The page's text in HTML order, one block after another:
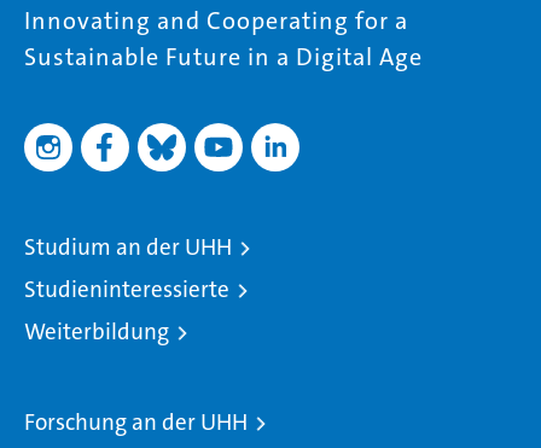
Innovating and Cooperating for a
Sustainable Future in a Digital Age
Studium an der UHH
Studieninteressierte
Weiterbildung
Forschung an der UHH